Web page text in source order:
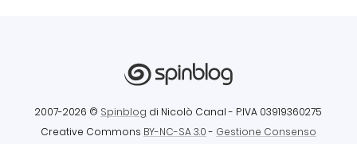
2007-2026 © Spinblog di Nicolò Canal - P.IVA 03919360275
Creative Commons BY-NC-SA 3.0- Gestione Consenso